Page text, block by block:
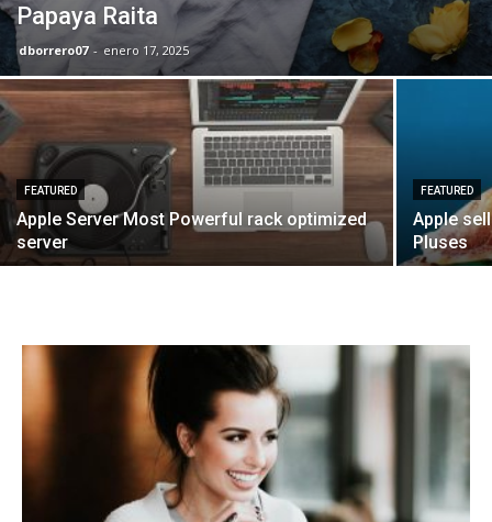
Papaya Raita
dborrero07 - enero 17, 2025
FEATURED
Apple Server Most Powerful rack optimized
server
FEATURED
Apple
Pluses